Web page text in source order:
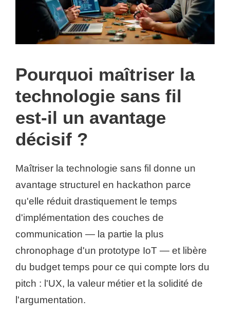
Pourquoi maîtriser la
technologie sans fil
est-il un avantage
décisif ?
Maîtriser la technologie sans fil donne un
avantage structurel en hackathon parce
qu'elle réduit drastiquement le temps
d'implémentation des couches de
communication — la partie la plus
chronophage d'un prototype IoT — et libère
du budget temps pour ce qui compte lors du
pitch : l'UX, la valeur métier et la solidité de
l'argumentation.